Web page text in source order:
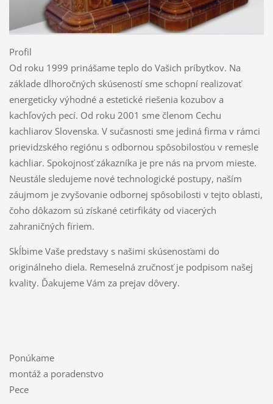
Profil
Od roku 1999 prinášame teplo do Vašich príbytkov. Na
základe dlhoročných skúseností sme schopní realizovať
energeticky výhodné a estetické riešenia kozubov a
kachľových pecí. Od roku 2001 sme členom Cechu
kachliarov Slovenska. V sučasnosti sme jediná firma v rámci
prievidzského regiónu s odbornou spôsobilosťou v remesle
kachliar. Spokojnosť zákazníka je pre nás na prvom mieste.
Neustále sledujeme nové technologické postupy, naším
záujmom je zvyšovanie odbornej spôsobilosti v tejto oblasti,
čoho dôkazom sú získané cetirfikáty od viacerých
zahraničných firiem.
Skĺbime Vaše predstavy s našimi skúsenosťami do
originálneho diela. Remeselná zručnosť je podpisom našej
kvality. Ďakujeme Vám za prejav dôvery.
Ponúkame
montáž a poradenstvo
Pece